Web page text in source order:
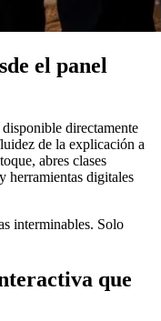
el panel
directamente
de la explicación a
abres clases
herramientas digitales
interminables. Solo
que